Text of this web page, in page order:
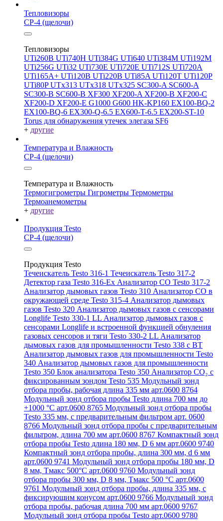
Тепловизоры
СР-4 (щелочи)
Тепловизоры
UTi260В UTi740H UTi384G UTi640 UTi384M UTi192M
UTi256G UTi32 UTi730E UTi720E UTi712S UTi720A
UTi165A+ UTi120B UTi220B UTi85A UTi120T UTi120P
UTi80PUTx313 UTx318 UTx325 SC300-A SC600-A
SC300-B SC600-B XF300 XF200-A XF200-B XF200-C
XF200-D XF200-E G1000 G600 HK-KP160 EX100-BQ-2
EX100-BQ-6 EX300-Q-6.5 EX600-T-6.5 EX200-ST-10
Torus для обнаружения утечек элегаза SF6
+ другие
Температура и Влажность
СР-4 (щелочи)
Температура и Влажность
Термогигрометры Гигрометры Термометры
Термоанемометры
+ другие
Продукция Testo
СР-4 (щелочи)
Продукция Testo
Течеискатель Testo 316-1 Течеискатель Testo 317-2
Детектор газа Testo 316-Ex Анализатор CO Testo 317-2
Анализатор дымовых газов Testo 310 Анализатор CO в
окружающей среде Testo 315-4 Анализатор дымовых
газов Testo 320 Анализатор дымовых газов с сенсорами
Longlife Testo 330-1 LL Анализатор дымовых газов с
сенсорами Longlife и встроенной функцией обнуления
газовых сенсоров и тяги Testo 330-2 LL Анализатор
дымовых газов для промышленности Testo 338 с BT
Анализатор дымовых газов для промышленности Testo
340 Анализатор дымовых газов для промышленности
Testo 350 Блок анализатора Testo 350 Анализатор СО₂ с
фиксированным зондом Testo 535 Модульный зонд
отбора пробы, рабочая длина 335 мм арт.0600 8764
Модульный зонд отбора пробы Testo длина 700 мм до
+1000 °С арт.0600 8765 Модульный зонд отбора пробы
Testo 335 мм, с предварительным фильтром арт. 0600
8766 Модульный зонд отбора пробы с предварительным
фильтром, длина 700 мм арт.0600 8767 Компактный зонд
отбора пробы Testo длина 180 мм, D 6 мм арт.0600 9740
Компактный зонд отбора пробы, длина 300 мм, d 6 мм
арт.0600 9741 Модульный зонд отбора пробы 180 мм, D
8 мм, Tмакс 500°С арт.0600 9760 Модульный зонд
отбора пробы 300 мм, D 8 мм, Tмакс 500 °C арт.0600
9761 Модульный зонд отбора пробы, длина 335 мм, с
фиксирующим конусом арт.0600 9766 Модульный зонд
отбора пробы, рабочая длина 700 мм арт.0600 9767
Модульный зонд отбора пробы Testo арт.0600 9780